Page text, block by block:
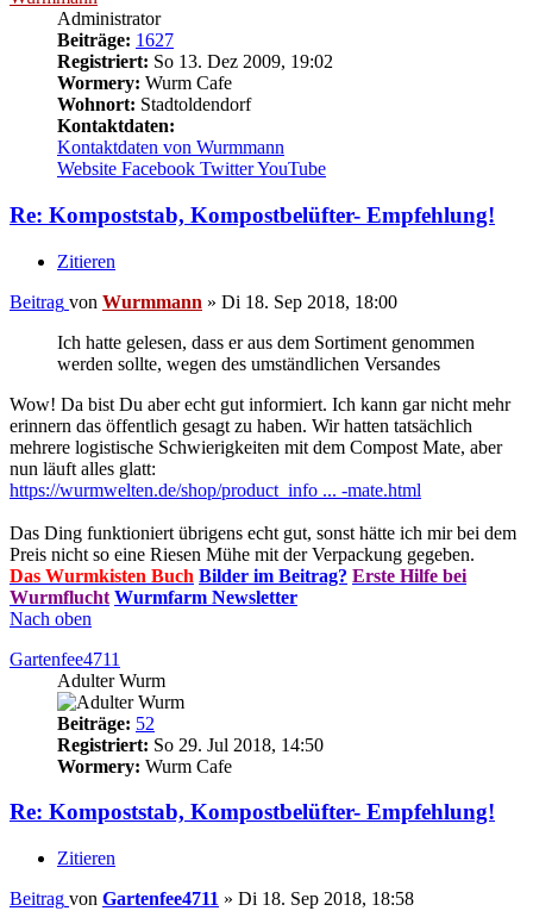
Administrator
Beiträge: 1627
Registriert: So 13. Dez 2009, 19:02
Wormery: Wurm Cafe
Wohnort: Stadtoldendorf
Kontaktdaten:
Kontaktdaten von Wurmmann
Website Facebook TwitterYouTube
Re: Kompoststab, Kompostbelüfter- Empfehlung!
Zitieren
Beitrag von Wurmmann » Di 18. Sep 2018, 18:00
Ich hatte gelesen, dass er aus dem Sortiment genommen
werden sollte, wegen des umständlichen Versandes
Wow! Da bist Du aber echt gut informiert. Ich kann gar nicht mehr
erinnern das öffentlich gesagt zu haben. Wir hatten tatsächlich
mehrere logistische Schwierigkeiten mit dem Compost Mate, aber
nun läuft alles glatt:
https://wurmwelten.de/shop/product_info ... -mate.html
Das Ding funktioniert übrigens echt gut, sonst hätte ich mir bei dem
Preis nicht so eine Riesen Mühe mit der Verpackung gegeben.
Das Wurmkisten Buch Bilder im Beitrag? Erste Hilfe bei
Wurmflucht Wurmfarm Newsletter
Nach oben
Gartenfee4711
Adulter Wurm
Beiträge: 52
Registriert: So 29. Jul 2018, 14:50
Wormery: Wurm Cafe
Re: Kompoststab, Kompostbelüfter- Empfehlung!
Zitieren
Beitrag von Gartenfee4711 » Di 18. Sep 2018, 18:58